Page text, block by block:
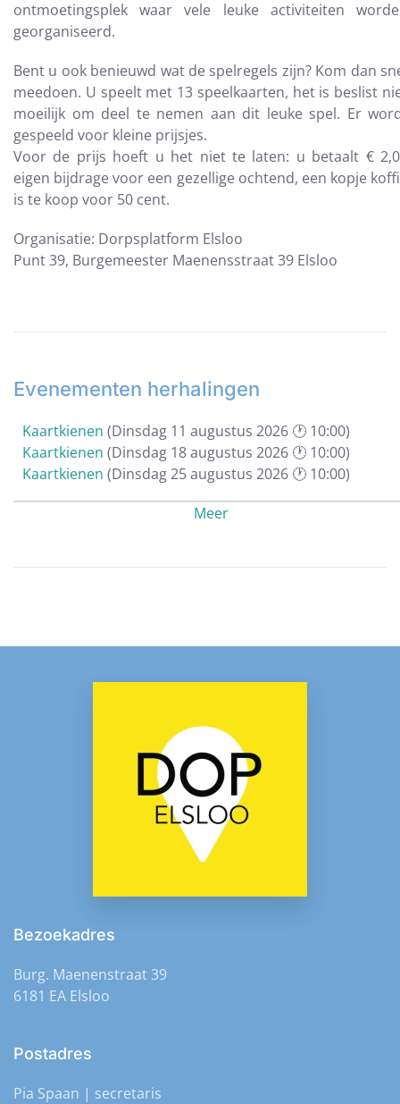
ontmoetingsplek waar vele leuke activiteiten
georganiseerd.
Bent u ook benieuwd wat de spelregels zijn? Kom dan
meedoen. U speelt met 13 speelkaarten, het is beslist
moeilijk om deel te nemen aan dit leuke spel. Er
gespeeld voor kleine prijsjes.
Voor de prijs hoeft u het niet te laten: u betaalt €
eigen bijdrage voor een gezellige ochtend, een kopje
is te koop voor 50 cent.
Organisatie: Dorpsplatform Elsloo
Punt 39, Burgemeester Maenensstraat 39 Elsloo
Evenementen herhalingen
Kaartkienen (Dinsdag 11 augustus 2026 🕐 10:00)
Kaartkienen (Dinsdag 18 augustus 2026 🕐 10:00)
Kaartkienen (Dinsdag 25 augustus 2026 🕐 10:00)
(Dinsdag 08 september 2026 🕐 10:00)
Kaartkienen(Dinsdag 20 oktober 2026 🕐 10:00)
Kaartkienen(Dinsdag 10 november 2026 🕐 10:00)
(Dinsdag 24 november 2026 🕐 10:00)
(Dinsdag 01 december 2026 🕐 10:00)
(Dinsdag 08 december 2026 🕐 10:00)
(Dinsdag 15 december 2026 🕐 10:00)
(Dinsdag 22 december 2026 🕐 10:00)
(Dinsdag 29 december 2026 🕐 10:00)
Meer
Bezoekadres
Burg. Maenenstraat 39
6181 EA Elsloo
Postadres
Pia Spaan | secretaris